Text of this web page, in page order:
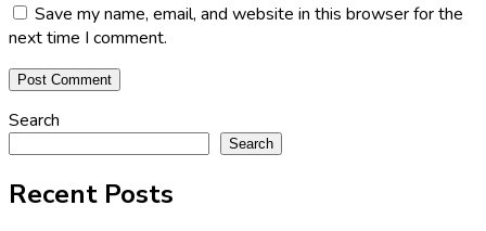
Save my name, email, and website in this browser for the
next time I comment.
Search
Search
Recent Posts